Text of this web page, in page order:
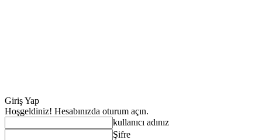
Giriş Yap
Hoşgeldiniz! Hesabınızda oturum açın.
kullanıcı adınız
Şifre